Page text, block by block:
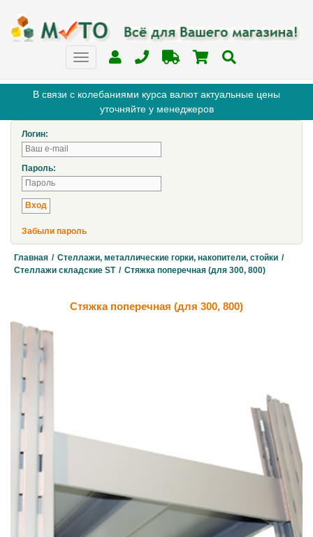
В связи с колебаниями курса валют актуальные цены
уточняйте у менеджеров
Логин:
Пароль:
Забыли пароль
Главная / Стеллажи, металлические горки, накопители, стойки /
Стеллажи складские ST / Стяжка поперечная (для 300, 800)
Стяжка поперечная (для 300, 800)